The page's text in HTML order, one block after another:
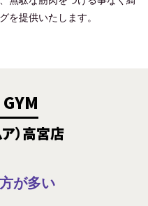
を提供いたします。
）高宮店
が多い